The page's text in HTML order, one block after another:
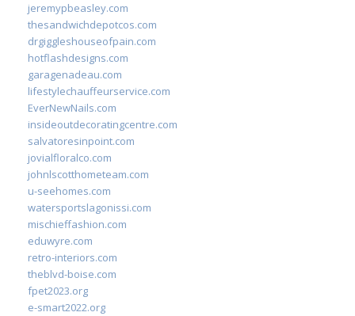
jeremypbeasley.com
thesandwichdepotcos.com
drgiggleshouseofpain.com
hotflashdesigns.com
garagenadeau.com
lifestylechauffeurservice.com
EverNewNails.com
insideoutdecoratingcentre.com
salvatoresinpoint.com
jovialfloralco.com
johnlscotthometeam.com
u-seehomes.com
watersportslagonissi.com
mischieffashion.com
eduwyre.com
retro-interiors.com
theblvd-boise.com
fpet2023.org
e-smart2022.org